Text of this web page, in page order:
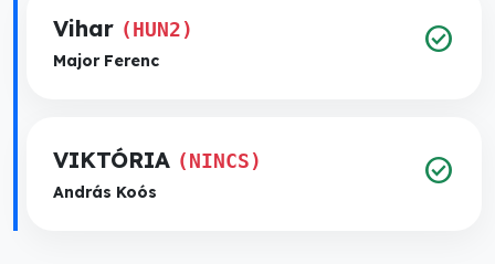
Vihar (HUN2)
Major Ferenc
check_circle
VIKTÓRIA (NINCS)
András Koós
check_circle